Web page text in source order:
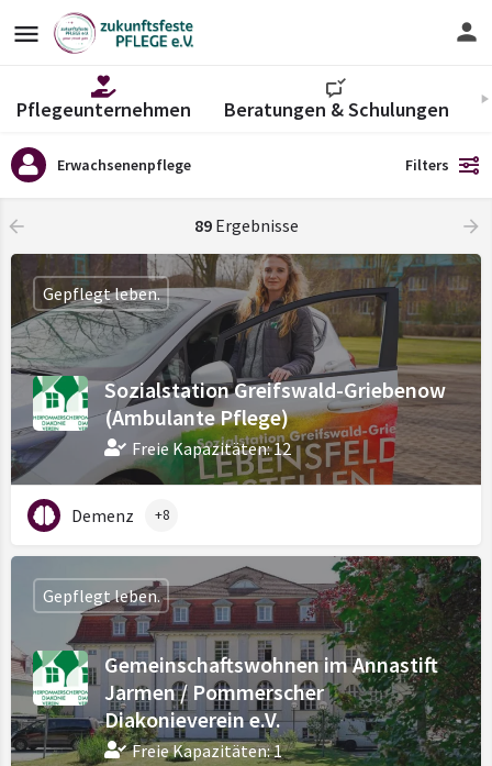
Pflegeunternehmen Beratungen & Schulungen
Erwachsenenpflege Filters
89Ergebnisse
Sozialstation Greifswald-Griebenow
(Ambulante Pflege)
Freie Kapazitäten: 12
Gepflegt leben.
Demenz +8
Gemeinschaftswohnen im Annastift
Jarmen / Pommerscher
Diakonieverein e.V.
Freie Kapazitäten: 1
Gepflegt leben.